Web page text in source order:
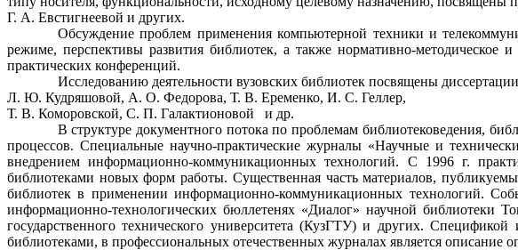
Г. А. Евстигнеевой и других.
Обсуждение проблем применения компьютерной техники и
режиме, перспективы развития библиотек, а также нормативно-методическое
практических конференций.
Исследованию деятельности вузовских библиотек посвящены
Л. Ю. Кудряшовой, А. О. Федорова, Т. В. Еременко, И. С. Геллер,
Т. В. Коморовской, С. П. Галактионовой
и др.
В структуре документного потока по проблемам библиотековедения,
процессов. Специальные научно-практические журналы «Научные и
внедрением информационно-коммуникационных технологий. С 1996 г.
библиотеками новых форм работы. Существенная часть материалов,
библиотек в применении информационно-коммуникационных технологий.
информационно-технологических бюллетенях «Диалог» научной библиотеки
государственного технического университета (КузГТУ) и других.
библиотеками, в профессиональных отечественных журналах является